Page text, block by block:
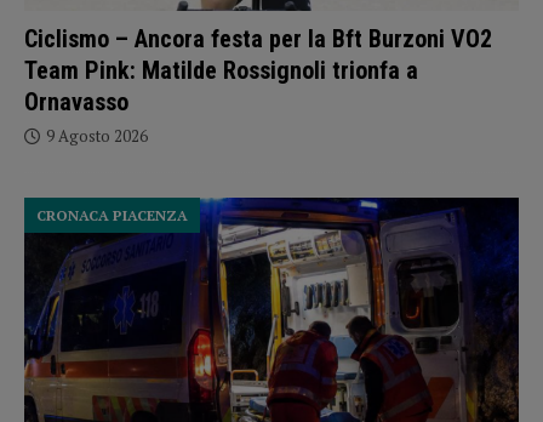
Ciclismo – Ancora festa per la Bft Burzoni VO2
Team Pink: Matilde Rossignoli trionfa a
Ornavasso
9 Agosto 2026
CRONACA PIACENZA